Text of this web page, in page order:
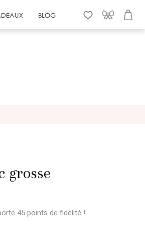
BLOG
grosse
45 points de fidélité !